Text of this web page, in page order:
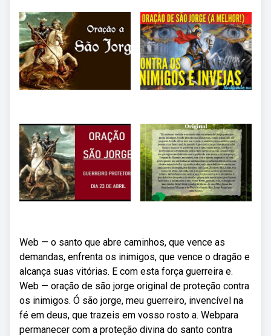
Web — o santo que abre caminhos, que vence as
demandas, enfrenta os inimigos, que vence o dragão e
alcança suas vitórias. E com esta força guerreira e.
Web — oração de são jorge original de proteção contra
os inimigos. Ó são jorge, meu guerreiro, invencível na
fé em deus, que trazeis em vosso rosto a. Webpara
permanecer com a proteção divina do santo contra